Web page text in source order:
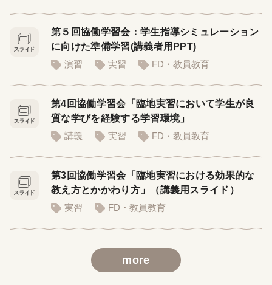
第５回協働学習会：学生指導シミュレーション
に向けた準備学習(講義者用PPT)
演習
実習 FD・教員教育
第4回協働学習会「臨地実習において学生が良
質な学びを経験する学習環境」
講義
実習 FD・教員教育
第3回協働学習会「臨地実習における効果的な
教え方とかかわり方」（講義用スライド）
実習
FD・教員教育
more